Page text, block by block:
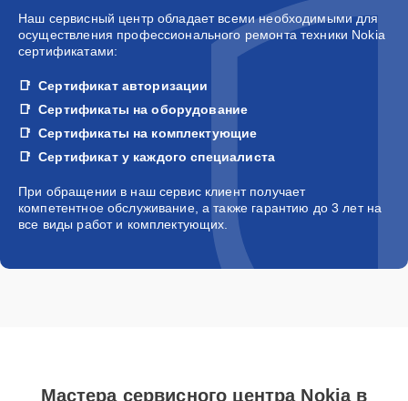
Наш сервисный центр обладает всеми необходимыми для
осуществления профессионального ремонта техники Nokia
сертификатами:
Сертификат авторизации
Сертификаты на оборудование
Сертификаты на комплектующие
Сертификат у каждого специалиста
При обращении в наш сервис клиент получает
компетентное обслуживание, а также гарантию до 3 лет на
все виды работ и комплектующих.
Мастера сервисного центра Nokia в